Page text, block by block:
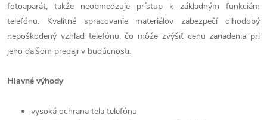
fotoaparát, takže neobmedzuje prístup k základným funkciám
telefónu. Kvalitné spracovanie materiálov zabezpečí dlhodobý
nepoškodený vzhľad telefónu, čo môže zvýšiť cenu zariadenia pri
jeho ďalšom predaji v budúcnosti.
Hlavné výhody
vysoká ochrana tela telefónu